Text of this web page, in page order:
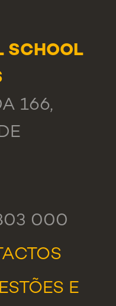
SCHOOL
166,
000
E